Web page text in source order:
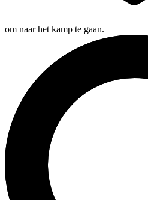
om naar het kamp te gaan.